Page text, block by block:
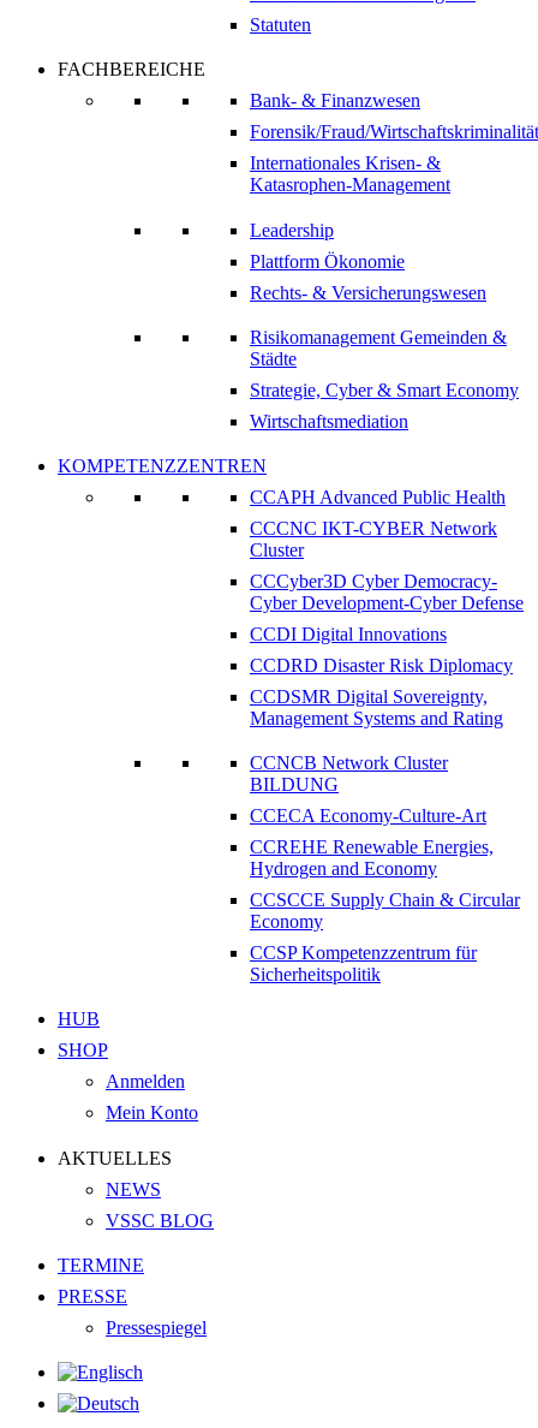
Statuten
FACHBEREICHE
Bank- & Finanzwesen
Forensik/Fraud/Wirtschaftskriminalität
Internationales Krisen- &
Katasrophen-Management
Leadership
Plattform Ökonomie
Rechts- & Versicherungswesen
Risikomanagement Gemeinden &
Städte
Strategie, Cyber & Smart Economy
Wirtschaftsmediation
KOMPETENZZENTREN
CCAPH Advanced Public Health
CCCNC IKT-CYBER Network
Cluster
CCCyber3D Cyber Democracy-
Cyber Development-Cyber Defense
CCDI Digital Innovations
CCDRD Disaster Risk Diplomacy
CCDSMR Digital Sovereignty,
Management Systems and Rating
CCNCB Network Cluster
BILDUNG
CCECA Economy-Culture-Art
CCREHE Renewable Energies,
Hydrogen and Economy
CCSCCE Supply Chain & Circular
Economy
CCSP Kompetenzzentrum für
Sicherheitspolitik
HUB
SHOP
Anmelden
Mein Konto
AKTUELLES
NEWS
VSSC BLOG
TERMINE
PRESSE
Pressespiegel